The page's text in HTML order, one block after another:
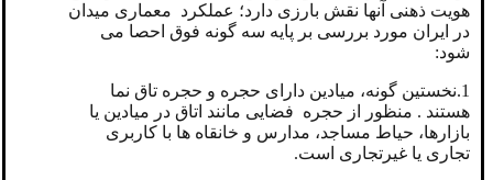
هویت ذهنی آنها نقش بارزی دارد؛ عملکرد معماری میدان
در ایران مورد بررسی بر پایه سه گونه فوق احصا می
شود:
1.نخستین گونه، میادین دارای حجره و حجره تاق نما
هستند . منظور از حجره فضایی مانند اتاق در میادین یا
بازارها، حیاط مساجد، مدارس و خانقاه ها با کاربری
تجاری یا غیرتجاری است.